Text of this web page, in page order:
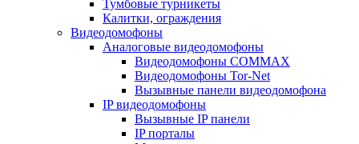
Тумбовые турникеты
Калитки, ограждения
Видеодомофоны
Аналоговые видеодомофоны
Видеодомофоны COMMAX
Видеодомофоны Tor-Net
Вызывные панели видеодомофона
IP видеодомофоны
Вызывные IP панели
IP порталы